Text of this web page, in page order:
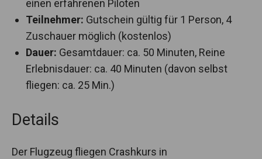
einen erfahrenen Piloten
Teilnehmer: Gutschein gültig für 1 Person, 4
Zuschauer möglich (kostenlos)
Dauer: Gesamtdauer: ca. 50 Minuten, Reine
Erlebnisdauer: ca. 40 Minuten (davon selbst
fliegen: ca. 25 Min.)
Details
Der Flugzeug fliegen Crashkurs in